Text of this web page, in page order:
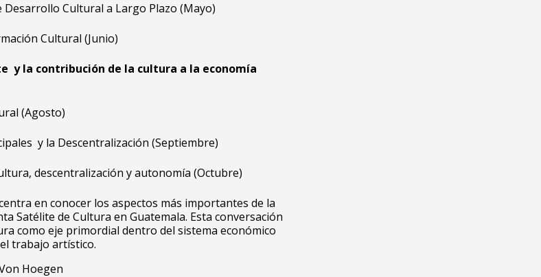
Desarrollo Cultural a Largo Plazo (Mayo)
Cultural (Junio)
y la contribución de la cultura a la economía
(Agosto)
y la Descentralización (Septiembre)
descentralización y autonomía (Octubre)
en conocer los aspectos más importantes de la
Satélite de Cultura en Guatemala. Esta conversación
como eje primordial dentro del sistema económico
trabajo artístico.
Hoegen